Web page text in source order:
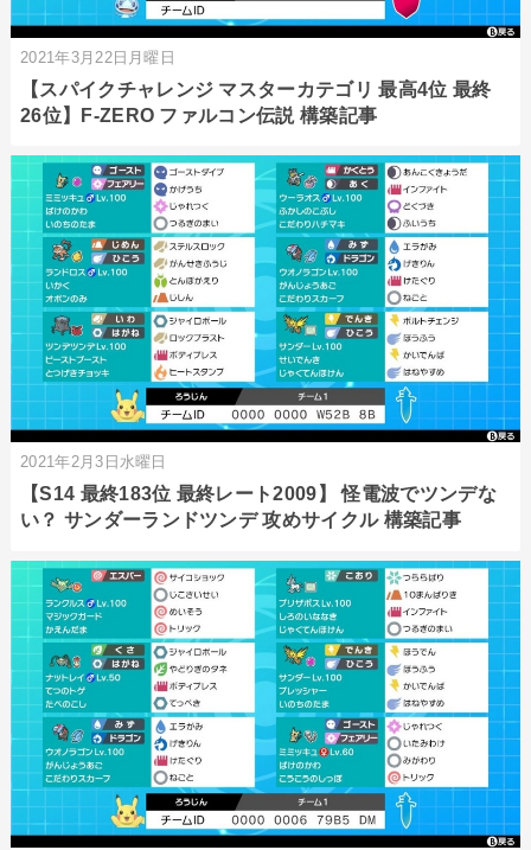
2021年3月22日月曜日
【スパイクチャレンジ マスターカテゴリ 最高4位 最終
26位】F-ZERO ファルコン伝説 構築記事
2021年2月3日水曜日
【S14 最終183位 最終レート2009】 怪電波でツンデな
い？ サンダーランドツンデ 攻めサイクル 構築記事